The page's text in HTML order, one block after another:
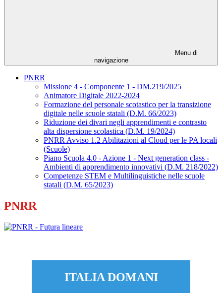
Menu di
navigazione
PNRR
Missione 4 - Componente 1 - DM.219/2025
Animatore Digitale 2022-2024
Formazione del personale scotastico per la transizione
digitale nelle scuole statali (D.M. 66/2023)
Riduzione dei divari negli apprendimenti e contrasto
alta dispersione scolastica (D.M. 19/2024)
PNRR Avviso 1.2 Abilitazioni al Cloud per le PA locali
(Scuole)
Piano Scuola 4.0 - Azione 1 - Next generation class -
Ambienti di apprendimento innovativi (D.M. 218/2022)
Competenze STEM e Multilinguistiche nelle scuole
statali (D.M. 65/2023)
PNRR
ITALIA DOMANI